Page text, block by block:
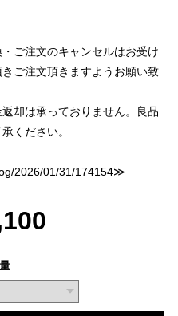
ご注文のキャンセルはお受け
ご注文頂きますようお願い致
却は承っておりません。良品
ください。
2026/01/31/174154≫